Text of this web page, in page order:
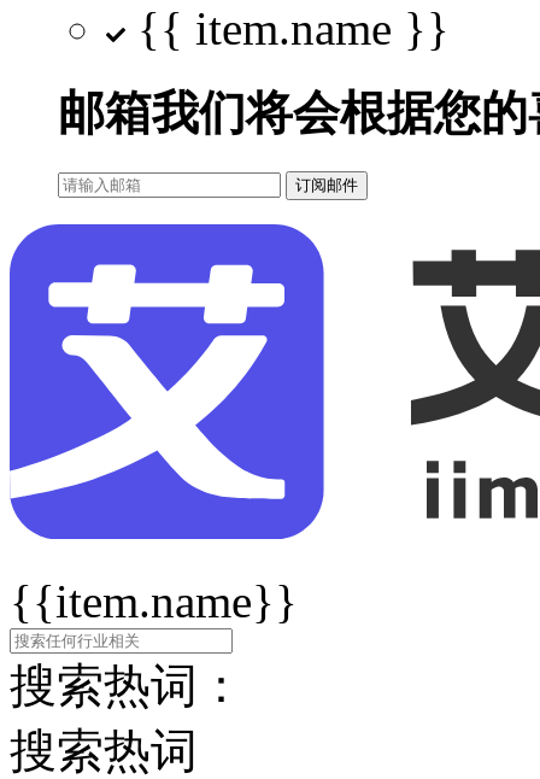
{{ item.name }}
邮箱我们将会根据您
订阅邮件
{{item.name}}
搜索热词：
搜索热词